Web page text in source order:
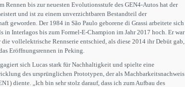
Rennen bis zur neuesten Evolutionsstufe des GEN4-Autos hat der
und ist zu einem unverzichtbaren Bestandteil der
geworden. Der 1984 in São Paulo geborene di Grassi arbeitete sich
in Interlagos bis zum Formel-E-Champion im Jahr 2017 hoch. Er war
die vollelektrische Rennserie entschied, als diese 2014 ihr Debüt gab,
Eröffnungsrennen in Peking.
sich Lucas stark für Nachhaltigkeit und spielte eine
des ursprünglichen Prototypen, der als Machbarkeitsnachweis
diente. „Ich bin sehr stolz darauf, dass ich zum Aufbau des